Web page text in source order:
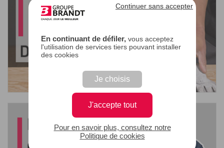
En continuant de défiler, vous acceptez
l'utilisation de services tiers pouvant installer
des cookies
Je choisis
J'accepte tout
Continuer sans accepter
Pour en savoir plus, consultez notre
Politique de cookies